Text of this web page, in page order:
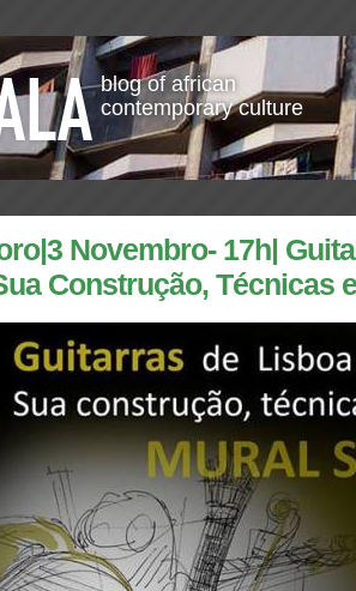
blog of african
contemporary culture
Novembro- 17h|
Construção, Técnicas